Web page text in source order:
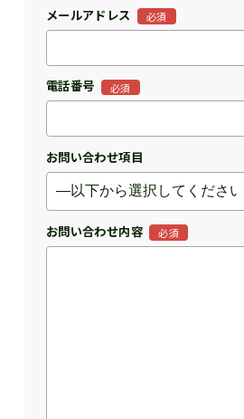
メールアドレス 必須
電話番号 必須
お問い合わせ項目
お問い合わせ内容 必須